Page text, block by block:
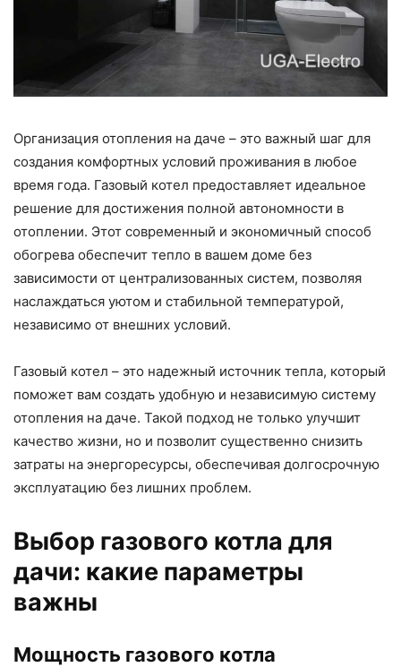
Организация отопления на даче – это важный шаг для
создания комфортных условий проживания в любое
время года. Газовый котел предоставляет идеальное
решение для достижения полной автономности в
отоплении. Этот современный и экономичный способ
обогрева обеспечит тепло в вашем доме без
зависимости от централизованных систем, позволяя
наслаждаться уютом и стабильной температурой,
независимо от внешних условий.
Газовый котел – это надежный источник тепла, который
поможет вам создать удобную и независимую систему
отопления на даче. Такой подход не только улучшит
качество жизни, но и позволит существенно снизить
затраты на энергоресурсы, обеспечивая долгосрочную
эксплуатацию без лишних проблем.
Выбор газового котла для
дачи: какие параметры
важны
Мощность газового котла